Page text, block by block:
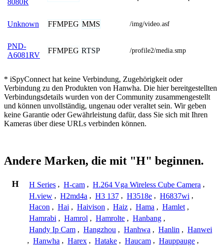
8080R
Unknown FFMPEG MMS /img/video.asf
PND-
A6081RV
FFMPEG RTSP /profile2/media.smp
* iSpyConnect hat keine Verbindung, Zugehörigkeit oder
Verbindung zu den Produkten von Hanwha. Die hier bereitgestellten
Verbindungsdetails wurden von der Community zusammengestellt
und können unvollständig, ungenau oder veraltet sein. Wir geben
keine Garantie oder Gewährleistung dafür, dass Sie sich mit Ihren
Kameras über diese URLs verbinden können.
Andere Marken, die mit "H" beginnen.
H H Series , H-cam , H.264 Vga Wireless Cube Camera ,
H.view , H2md4a , H3 137 , H3518e , H6837wi ,
Hacon , Hai , Haivison , Haiz , Hama , Hamlet ,
Hamrabi , Hamrol , Hamrolte , Hanbang ,
Handy Ip Cam , Hangzhou , Hanhwa , Hanlin , Hanwei
, Hanwha , Harex , Hatake , Haucam , Hauppauge ,